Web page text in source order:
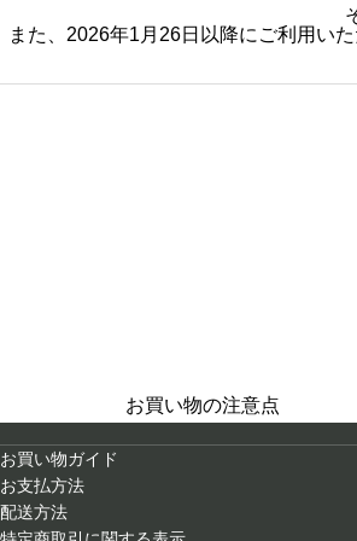
また、2026年1月26日以降にご利用い
お買い物の注意点
お買い物ガイド
お支払方法
配送方法